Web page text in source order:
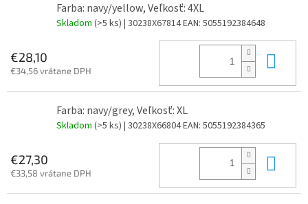
Farba: navy/yellow, Veľkosť: 4XL
Skladom (>5 ks) | 30238X67814EAN: 5055192384648
€28,10
€34,56 vrátane DPH
Farba: navy/grey, Veľkosť: XL
Skladom (>5 ks) | 30238X66804EAN: 5055192384365
€27,30
€33,58 vrátane DPH